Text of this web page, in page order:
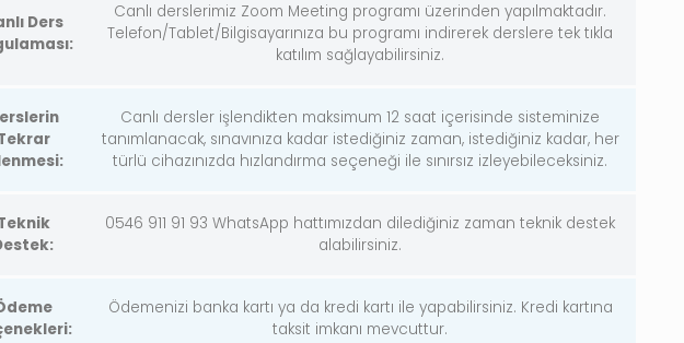
Ders
Canlı derslerimiz Zoom Meeting programı üzerinden yapılmaktadır.
Telefon/Tablet/Bilgisayarınıza bu programı indirerek derslere tek tıkla
katılım sağlayabilirsiniz.
Canlı dersler işlendikten maksimum 12 saat içerisinde sisteminize
tanımlanacak, sınavınıza kadar istediğiniz zaman, istediğiniz kadar, her
türlü cihazınızda hızlandırma seçeneği ile sınırsız izleyebileceksiniz.
0546 911 91 93 WhatsApp hattımızdan dilediğiniz zaman teknik destek
alabilirsiniz.
Ödemenizi banka kartı ya da kredi kartı ile yapabilirsiniz. Kredi kartına
taksit imkanı mevcuttur.